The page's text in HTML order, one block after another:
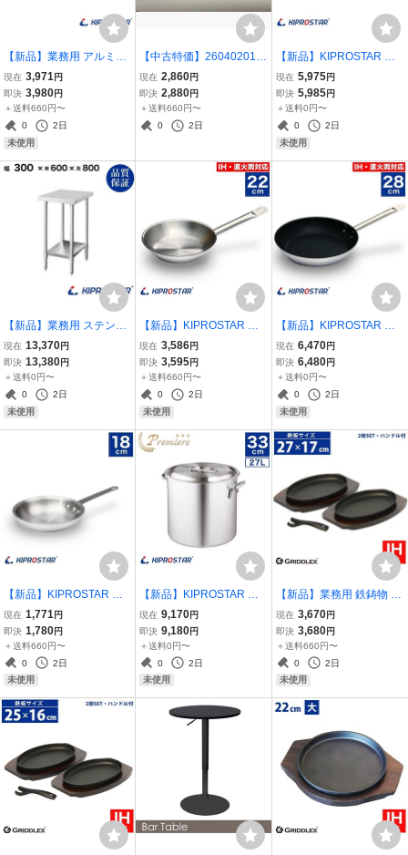
【新品】業務用 アルミ片
手鍋 ソテーパン 浅型 21c
m 片手鍋 アルミ鍋 料理道
具 調理器具
現在 3,971円
即決 3,980円
＋送料660円〜
0
2日
未使用
【中古特価】260402011
業務用 ステンレスフライ
パン 28cm IH対応 直火対
応 フライパン キプロスタ
ー IHFP-28 KIPROSTAR
現在 2,860円
即決 2,880円
＋送料660円〜
0
2日
【新品】KIPROSTAR 業
務用 アルミ半寸胴鍋 プレ
ミア 27cm 両手鍋 寸胴鍋
半寸胴鍋 アルミ鍋 業務用
鍋
現在 5,975円
即決 5,985円
＋送料0円〜
0
2日
未使用
【新品】業務用 ステンレ
ス 作業台 板厚1.2mmモデ
ル 300×600×800 調理台
脇台 ワークテーブル ステ
ンレス製
現在 13,370円
即決 13,380円
＋送料0円〜
0
2日
未使用
【新品】KIPROSTAR 業
務用 ステンレスフライパ
ン 22cm IH対応 フライパ
ン IH 電磁調理器対応
現在 3,586円
即決 3,595円
＋送料660円〜
0
2日
未使用
【新品】KIPROSTAR 業
務用 IHフライパン(表面フ
ッ素樹脂コーティング加
工) 28cm ステンレスフラ
イパン IH対応
現在 6,470円
即決 6,480円
＋送料0円〜
0
2日
未使用
【新品】KIPROSTAR 業
務用 アルミフライパン 18
cm パスタ 炒め フライパ
ン 料理道具 キッチン用品
現在 1,771円
即決 1,780円
＋送料660円〜
0
2日
未使用
【新品】KIPROSTAR 業
務用 アルミ寸胴鍋 プレミ
ア 33cm 両手鍋 アルミ鍋
業務用鍋 スープ 炊出し 直
火専用
現在 9,170円
即決 9,180円
＋送料0円〜
0
2日
未使用
【新品】業務用 鉄鋳物 ス
テーキ皿 小判型 IH対応 オ
ーブン対応 27cm×17cm 2
枚セット ハンドル&専用
木台付き 鉄板皿 鉄板料理
現在 3,670円
即決 3,680円
＋送料660円〜
0
2日
未使用